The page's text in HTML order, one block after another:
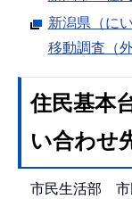
新潟県（に
移動調査（
住民基本
い合わせ
市民生活部 市